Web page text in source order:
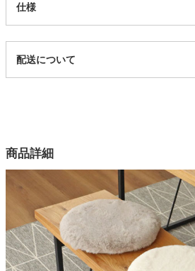
タワー
仕様
14000594
4色
表生地
ポリエステル100％
裏生地
ポリエステル100％
配送について
商品詳細